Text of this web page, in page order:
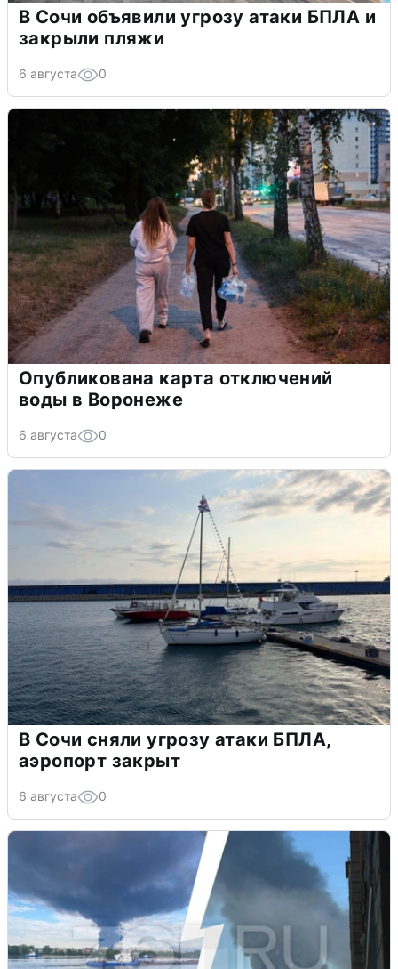
В Сочи объявили угрозу атаки БПЛА и
закрыли пляжи
6 августа 0
Опубликована карта отключений
воды в Воронеже
6 августа 0
В Сочи сняли угрозу атаки БПЛА,
аэропорт закрыт
6 августа 0